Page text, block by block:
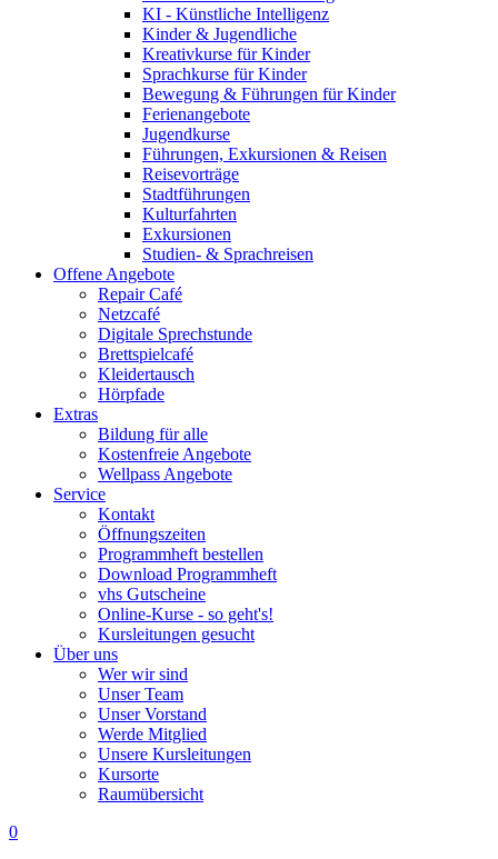
KI - Künstliche Intelligenz
Kinder & Jugendliche
Kreativkurse für Kinder
Sprachkurse für Kinder
Bewegung & Führungen für Kinder
Ferienangebote
Jugendkurse
Führungen, Exkursionen & Reisen
Reisevorträge
Stadtführungen
Kulturfahrten
Exkursionen
Studien- & Sprachreisen
Offene Angebote
Repair Café
Netzcafé
Digitale Sprechstunde
Brettspielcafé
Kleidertausch
Hörpfade
Extras
Bildung für alle
Kostenfreie Angebote
Wellpass Angebote
Service
Kontakt
Öffnungszeiten
Programmheft bestellen
Download Programmheft
vhs Gutscheine
Online-Kurse - so geht's!
Kursleitungen gesucht
Über uns
Wer wir sind
Unser Team
Unser Vorstand
Werde Mitglied
Unsere Kursleitungen
Kursorte
Raumübersicht
0